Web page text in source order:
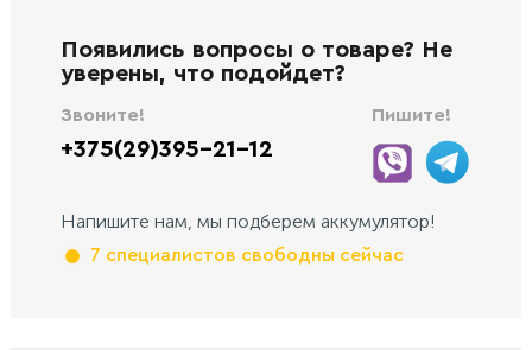
Появились вопросы о товаре? Не
уверены, что подойдет?
Звоните!
+375(29)395-21-12
Пишите!
Напишите нам, мы подберем аккумулятор!
7 специалистов свободны сейчас